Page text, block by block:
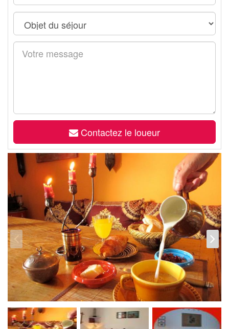
Contactez le loueur